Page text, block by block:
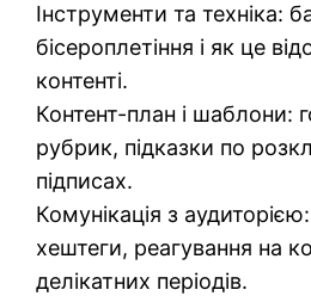
Інструменти та техніка:
бісероплетіння і як це
контенті.
Контент-план і шаблони:
рубрик, підказки по
підписах.
Комунікація з
хештеги, реагування на
делікатних періодів.